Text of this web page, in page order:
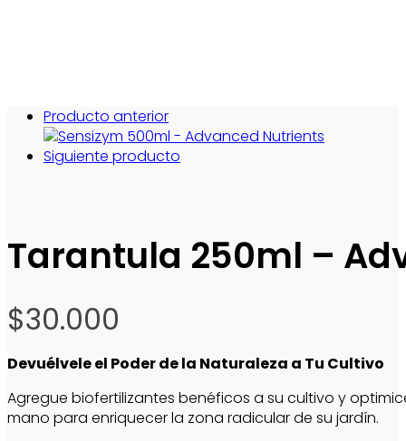
Producto anterior
Siguiente producto
Tarantula 250ml –
$30.000
Devuélvele el Poder de la Naturaleza a Tu Cultivo
Agregue biofertilizantes benéficos a su cultivo y
mano para enriquecer la zona radicular de su jardín.